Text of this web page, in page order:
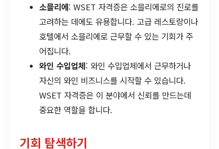
소믈리에: WSET 자격증은 소믈리에로의 진로를
고려하는 데에도 유용합니다. 고급 레스토랑이나
호텔에서 소믈리에로 근무할 수 있는 기회가 주
어집니다.
와인 수입업체: 와인 수입업체에서 근무하거나
자신의 와인 비즈니스를 시작할 수 있습니다.
WSET 자격증은 이 분야에서 신뢰를 만드는데
중요한 역할을 합니다.
기회 탐색하기